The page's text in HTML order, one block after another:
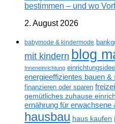
bestimmen – und wo
2. August 2026
babymode & kindermode
mit kindern blog
Inneneinrichtung
energieeffizientes bauen &
finanzieren oder sparen
gemütliches zuhause
ernährung für erwachsene
hausbau haus kaufen